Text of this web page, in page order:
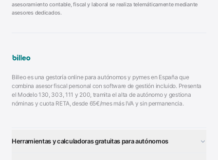
asesoramiento contable, fiscal y laboral se realiza telemáticamente mediante
asesores dedicados.
Billeo es una gestoría online para autónomos y pymes en España que
combina asesor fiscal personal con software de gestión incluido. Presenta
el Modelo 130, 303, 111 y 200, tramita el alta de autónomo y gestiona
nóminas y cuota RETA, desde 65€/mes más IVA y sin permanencia.
Herramientas y calculadoras gratuitas para autónomos